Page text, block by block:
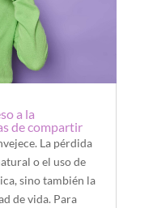
a la
de compartir
La pérdida
o el uso de
sino también la
de vida. Para